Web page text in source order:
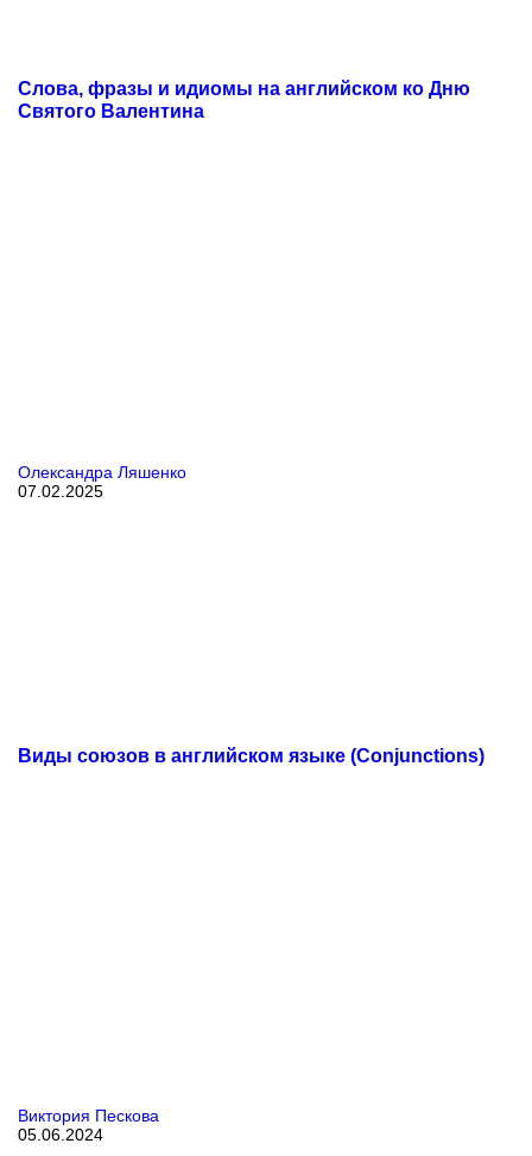
Слова, фразы и идиомы на английском ко Дню
Святого Валентина
Олександра Ляшенко
07.02.2025
Виды союзов в английском языке (Conjunctions)
Виктория Пескова
05.06.2024